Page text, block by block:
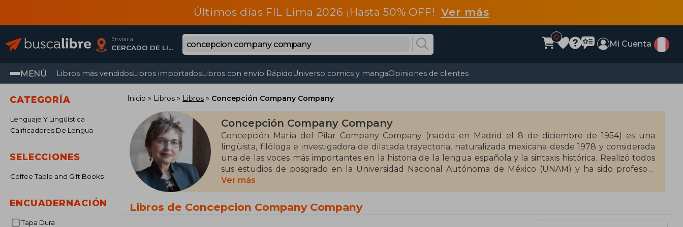
Últimos días FIL Lima 2026 ¡Hasta 50% OFF! Ver más
Enviar a
CERCADO DE LIMA, Lima
0
Mi Cuenta
MENÚ Libros más vendidosLibros importadosLibros con envío RápidoUniverso comics y mangaOpiniones de clientes
CATEGORÍA
Lenguaje Y Lingüística
Calificadores De Lengua
SELECCIONES
Coffee Table and Gift Books
ENCUADERNACIÓN
Tapa Dura
Inicio Libros Libros Concepción Company Company
Concepción Company Company
Concepción María del Pilar Company Company (nacida en Madrid el 8 de diciembre de 1954) es una
lingüista, filóloga e investigadora de dilatada trayectoria, naturalizada mexicana desde 1978 y considerada
una de las voces más importantes en la historia de la lengua española y la sintaxis histórica. Realizó todos
sus estudios de posgrado en la Universidad Nacional Autónoma de México (UNAM) y ha sido profesora
invitada en prestigiosas universidades de América, Europa y Estados Unidos. Además de su labor académica,
es miembro de El Colegio Nacional, miembro de la Academia Mexicana de la Lengua y vicepresidenta de la
Asociación Internacional de Historia de la Lengua Española. Sus campos de estudio abarcan la teoría del
cambio lingüístico, la variación dialectal y la filología histórica.
Ver más
Libros de Concepcion Company Company